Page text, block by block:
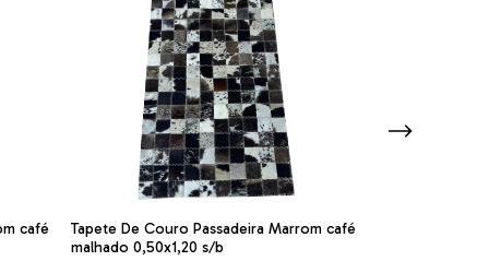
café
Tapete De Couro Passadeira Marrom café
malhado 0,50x1,20 s/b